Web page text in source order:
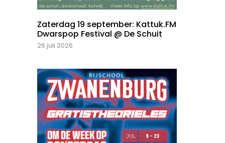
Zaterdag 19 september: Kattuk.FM
Dwarspop Festival @ De Schuit
26 juli 2026